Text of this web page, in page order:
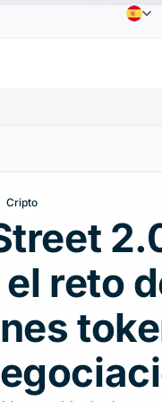
DOGE
Contactos
Cripto
reto